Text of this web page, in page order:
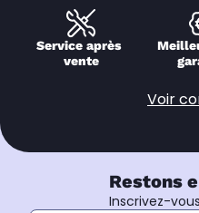
Service après
vente
Voir
Restons
Inscrivez-